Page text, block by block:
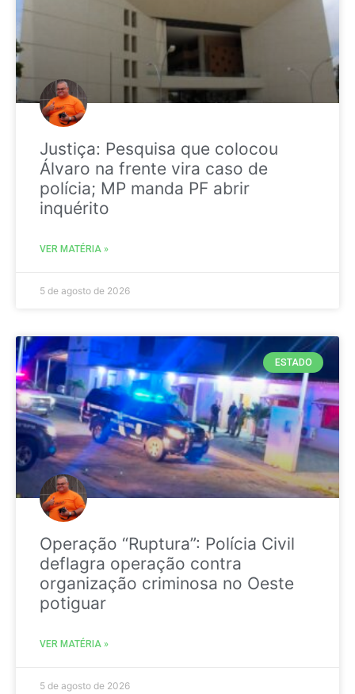
Justiça: Pesquisa que colocou
Álvaro na frente vira caso de
polícia; MP manda PF abrir
inquérito
VER MATÉRIA »
5 de agosto de 2026
ESTADO
Operação “Ruptura”: Polícia Civil
deflagra operação contra
organização criminosa no Oeste
potiguar
VER MATÉRIA »
5 de agosto de 2026